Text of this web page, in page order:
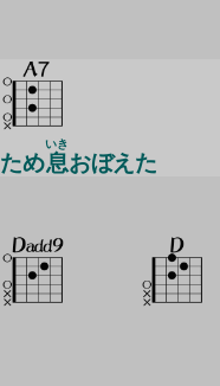
ため息
いき
おぼえた